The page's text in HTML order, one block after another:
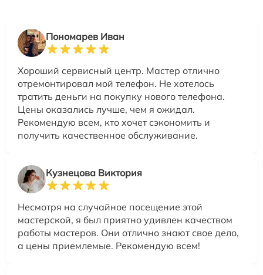
Пономарев Иван
Хороший сервисный центр. Мастер отлично
отремонтировал мой телефон. Не хотелось
тратить деньги на покупку нового телефона.
Цены оказались лучше, чем я ожидал.
Рекомендую всем, кто хочет сэкономить и
получить качественное обслуживание.
Кузнецова Виктория
Несмотря на случайное посещение этой
мастерской, я был приятно удивлен качеством
работы мастеров. Они отлично знают свое дело,
а цены приемлемые. Рекомендую всем!